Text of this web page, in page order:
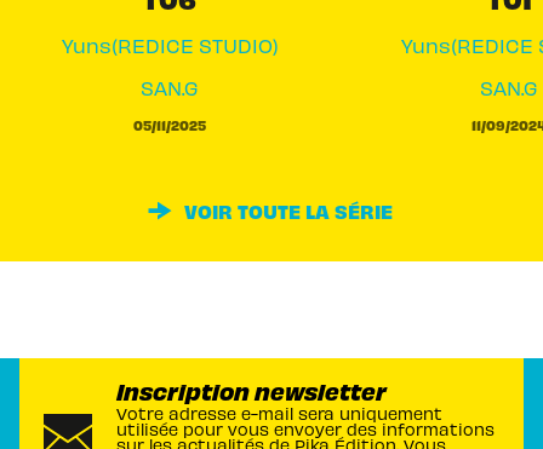
Yuns(REDICE STUDIO)
SAN.G
05/11/2025
Yuns(REDICE
SAN.G
11/09/
VOIR TOUTE LA SÉRIE
Inscription newsletter
Votre adresse e-mail sera uniquement
utilisée pour vous envoyer des informations
sur les actualités de Pika Édition. Vous